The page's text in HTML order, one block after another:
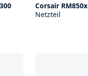
Corsair RM850x
Netzteil